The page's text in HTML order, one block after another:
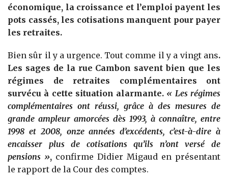
économique, la croissance et l’emploi payent les
pots cassés, les cotisations manquent pour payer
les retraites.
Bien sûr il y a urgence. Tout comme il y a vingt ans.
Les sages de la rue Cambon savent bien que les
régimes de retraites complémentaires ont
survécu à cette situation alarmante. « Les régimes
complémentaires ont réussi, grâce à des mesures de
grande ampleur amorcées dès 1993, à connaître, entre
1998 et 2008, onze années d’excédents, c’est-à-dire à
encaisser plus de cotisations qu’ils n’ont versé de
pensions », confirme Didier Migaud en présentant
le rapport de la Cour des comptes.